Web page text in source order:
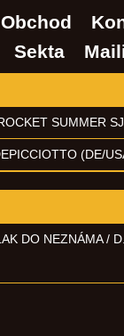
Obchod
Sekta
SUMMER
(DE/
DO NEZNÁMA /